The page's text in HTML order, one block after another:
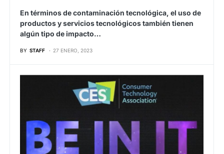
En términos de contaminación tecnológica, el uso de
productos y servicios tecnológicos también tienen
algún tipo de impacto…
BY STAFF 27 ENERO, 2023